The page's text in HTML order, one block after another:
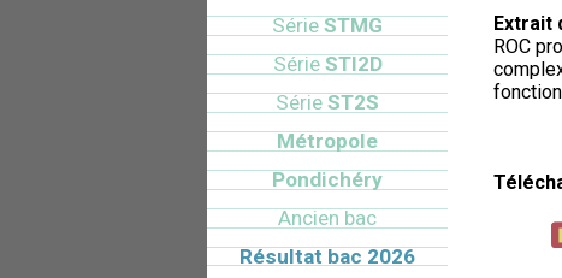
Extrait
ROC
Série STMG
SérieSTI2D
Série ST2S
Métropole
Pondichéry
Ancien bac
Résultat bac 2026